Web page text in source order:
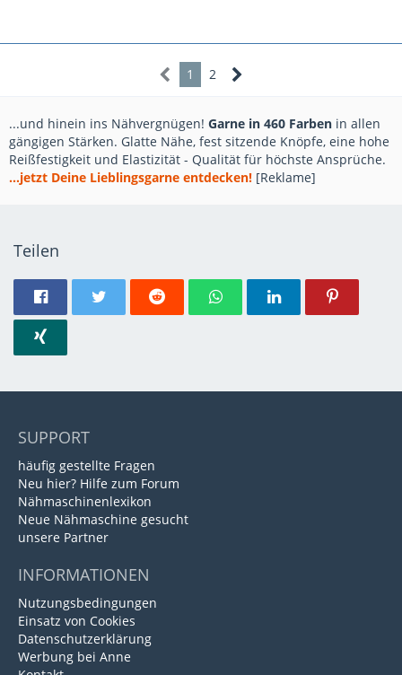
1 2
...und hinein ins Nähvergnügen! Garne in 460 Farben in allen
gängigen Stärken. Glatte Nähe, fest sitzende Knöpfe, eine hohe
Reißfestigkeit und Elastizität - Qualität für höchste Ansprüche.
...jetzt Deine Lieblingsgarne entdecken! [Reklame]
Teilen
SUPPORT
häufig gestellte Fragen
Neu hier? Hilfe zum Forum
Nähmaschinenlexikon
Neue Nähmaschine gesucht
unsere Partner
INFORMATIONEN
Nutzungsbedingungen
Einsatz von Cookies
Datenschutzerklärung
Werbung bei Anne